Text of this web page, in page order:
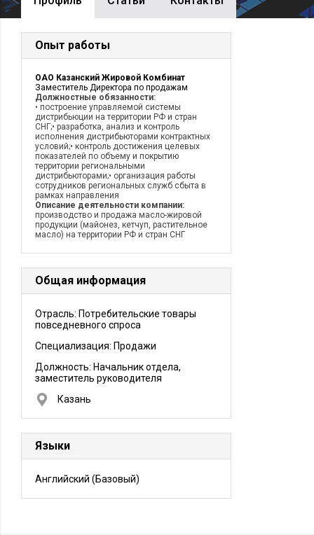
Опыт работы
ОАО Казанский Жировой Комбинат
Заместитель Директора по продажам
Должностные обязанности:
• построение управляемой системы
дистрибьюции на территории РФ и стран
СНГ;• разработка, анализ и контроль
исполнения дистрибьюторами контрактных
условий;• контроль достижения целевых
показателей по объему и покрытию
территории региональными
дистрибьюторами;• организация работы
сотрудников региональных служб сбыта в
рамках направления
Описание деятельности компании:
производство и продажа масло-жировой
продукции (майонез, кетчуп, растительное
масло) на территории РФ и стран СНГ
Общая информация
Отрасль: Потребительские товары
повседневного спроса
Специализация: Продажи
Должность: Начальник отдела,
заместитель руководителя
Казань
Языки
Английский (Базовый)